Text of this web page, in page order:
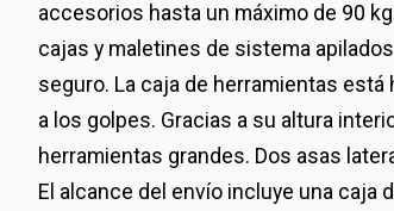
accesorios hasta un máximo de 90
cajas y maletines de sistema
seguro. La caja de herramientas
a los golpes. Gracias a su altura
herramientas grandes. Dos asas
El alcance del envío incluye una caja